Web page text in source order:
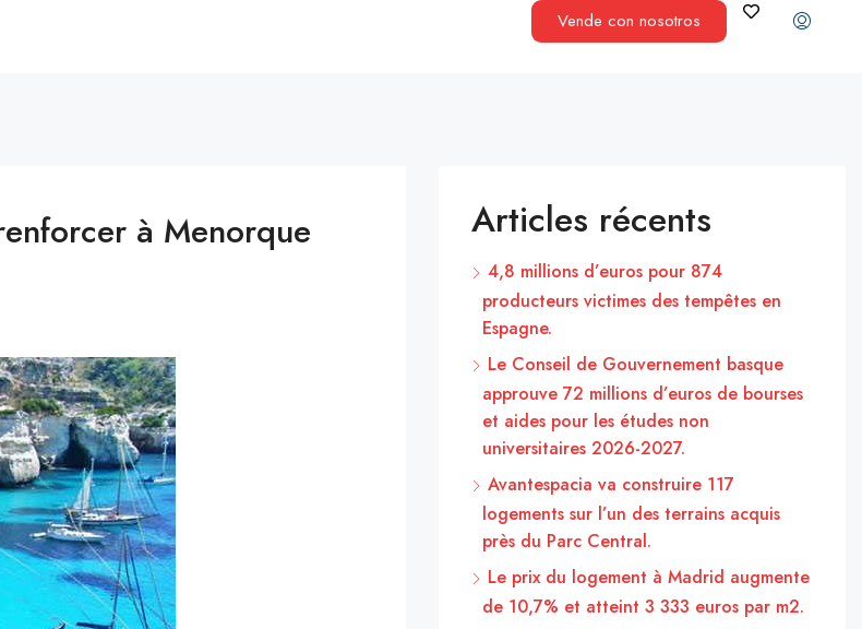
Vende con nosotros
à Menorque Articles récents
4,8 millions d’euros pour 874
producteurs victimes des tempêtes en
Espagne.
Le Conseil de Gouvernement basque
approuve 72 millions d’euros de bourses
et aides pour les études non
universitaires 2026-2027.
Avantespacia va construire 117
logements sur l’un des terrains acquis
près du Parc Central.
Le prix du logement à Madrid augmente
de 10,7% et atteint 3 333 euros par m2.